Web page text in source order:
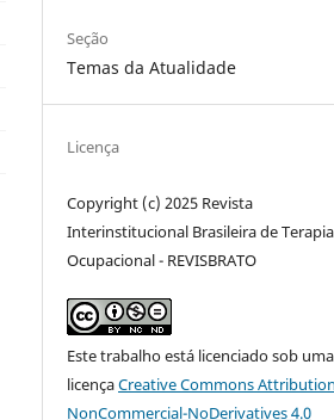
Seção
Temas da Atualidade
Licença
Copyright (c) 2025 Revista
Interinstitucional Brasileira de Terapia
Ocupacional - REVISBRATO
Este trabalho está licenciado sob uma
licençaCreative Commons
NonCommercial-NoDerivatives 4.0